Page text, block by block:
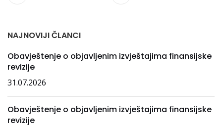
NAJNOVIJI ČLANCI
Obavještenje o objavljenim izvještajima finansijske
revizije
31.07.2026
Obavještenje o objavljenim izvještajima finansijske
revizije